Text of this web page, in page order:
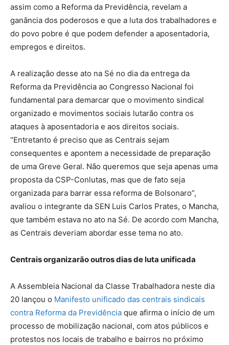
assim como a Reforma da Previdência, revelam a
ganância dos poderosos e que a luta dos trabalhadores e
do povo pobre é que podem defender a aposentadoria,
empregos e direitos.
A realização desse ato na Sé no dia da entrega da
Reforma da Previdência ao Congresso Nacional foi
fundamental para demarcar que o movimento sindical
organizado e movimentos sociais lutarão contra os
ataques à aposentadoria e aos direitos sociais.
“Entretanto é preciso que as Centrais sejam
consequentes e apontem a necessidade de preparação
de uma Greve Geral. Não queremos que seja apenas uma
proposta da CSP-Conlutas, mas que de fato seja
organizada para barrar essa reforma de Bolsonaro”,
avaliou o integrante da SEN Luis Carlos Prates, o Mancha,
que também estava no ato na Sé. De acordo com Mancha,
as Centrais deveriam abordar esse tema no ato.
Centrais organizarão outros dias de luta unificada
A Assembleia Nacional da Classe Trabalhadora neste dia
20 lançou o Manifesto unificado das centrais sindicais
contra Reforma da Previdência que afirma o início de um
processo de mobilização nacional, com atos públicos e
protestos nos locais de trabalho e bairros no próximo